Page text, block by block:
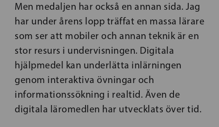
Men medaljen har också en annan sida. Jag
har under årens lopp träffat en massa lärare
som ser att mobiler och annan teknik är en
stor resurs i undervisningen. Digitala
hjälpmedel kan underlätta inlärningen
genom interaktiva övningar och
informationssökning i realtid. Även de
digitala läromedlen har utvecklats över tid.